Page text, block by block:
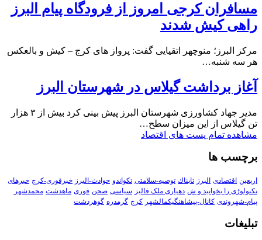
مسافران کرجی امروز از فرودگاه پیام البرز
راهی کیش شدند
مرکز البرز؛ منوچهر اتقیایی گفت: پرواز های کرج – کیش و بالعکس
هر سه شنبه…
آغاز برداشت گیلاس در شهرستان البرز
مدیر جهاد کشاورزی شهرستان البرز پیش بینی کرد بیش از ۳ هزار
تن گیلاس از این میزان سطح…
مشاهده تمام پست های اقتصاد
برچسب ها
اربعین اقتصادی البرز تابناك توصیه-سلامتی تکواندو حوادث-البرز خبرفوری-کرج خبرهای
تکنولوڑی را بخوانید و ش دهیاری ملک فالیز سیاسی صحن فوری ماهدشت محمدشهر
پیام-شهروندی کانال-پیشاهنگیکمالشهر کرج گرمدره گوهردشت
تبلیغات